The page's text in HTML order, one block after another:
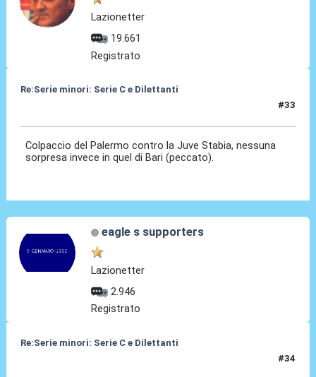
Lazionetter
19.661
Registrato
Re:Serie minori: Serie C e Dilettanti
#33
Colpaccio del Palermo contro la Juve Stabia, nessuna
sorpresa invece in quel di Bari (peccato).
eagle s supporters
Lazionetter
2.946
Registrato
Re:Serie minori: Serie C e Dilettanti
#34